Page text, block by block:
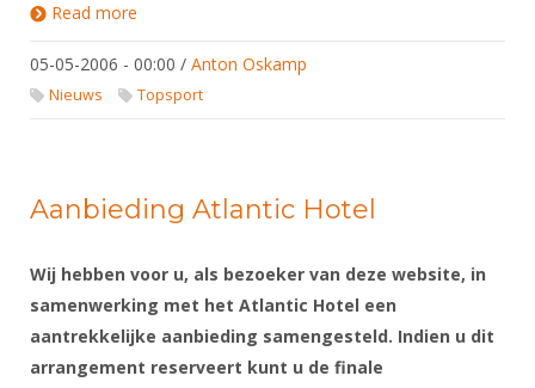
Read more
05-05-2006 - 00:00 / Anton Oskamp
Nieuws Topsport
Aanbieding Atlantic Hotel
Wij hebben voor u, als bezoeker van deze website, in
samenwerking met het Atlantic Hotel een
aantrekkelijke aanbieding samengesteld. Indien u dit
arrangement reserveert kunt u de finale